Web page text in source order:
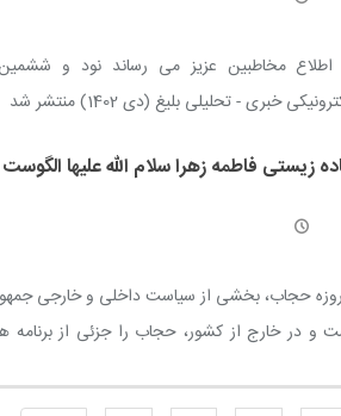
اطلاع مخاطبین عزیز می رساند نود و ششمین
خبری - تحلیلی بلیغ (دی 1402) منتشر شد
زیستی فاطمه زهرا سلام الله علیها الگوست
حجاب، بخشی از سیاست داخلی و خارجی
و در خارج از کشور، حجاب را جزئی از برنامه